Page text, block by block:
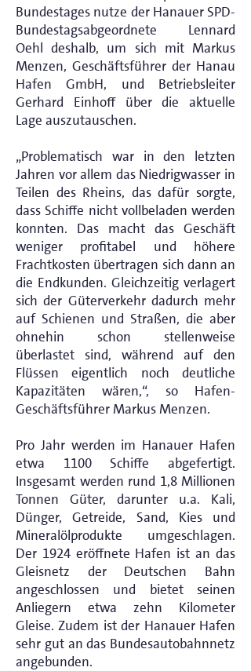
Bundestages nutze der Hanauer SPD-
Bundestagsabgeordnete Lennard
Oehl deshalb, um sich mit Markus
Menzen, Geschäftsführer der Hanau
Hafen GmbH, und Betriebsleiter
Gerhard Einhoff über die aktuelle
Lage auszutauschen.
„Problematisch war in den letzten
Jahren vor allem das Niedrigwasser in
Teilen des Rheins, das dafür sorgte,
dass Schiffe nicht vollbeladen werden
konnten. Das macht das Geschäft
weniger profitabel und höhere
Frachtkosten übertragen sich dann an
die Endkunden. Gleichzeitig verlagert
sich der Güterverkehr dadurch mehr
auf Schienen und Straßen, die aber
ohnehin schon stellenweise
überlastet sind, während auf den
Flüssen eigentlich noch deutliche
Kapazitäten wären,“, so Hafen-
Geschäftsführer Markus Menzen.
Pro Jahr werden im Hanauer Hafen
etwa 1100 Schiffe abgefertigt.
Insgesamt werden rund 1,8 Millionen
Tonnen Güter, darunter u.a. Kali,
Dünger, Getreide, Sand, Kies und
Mineralölprodukte umgeschlagen.
Der 1924 eröffnete Hafen ist an das
Gleisnetz der Deutschen Bahn
angeschlossen und bietet seinen
Anliegern etwa zehn Kilometer
Gleise. Zudem ist der Hanauer Hafen
sehr gut an das Bundesautobahnnetz
angebunden.